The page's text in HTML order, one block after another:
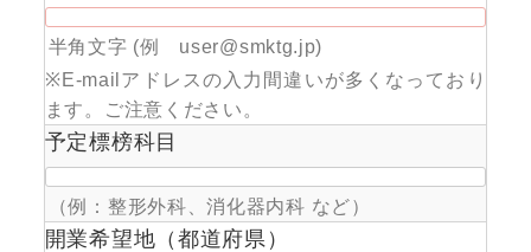
半角文字 (例 user@smktg.jp)
※E-mailアドレスの入力間違いが多くなっており
ます。ご注意ください。
予定標榜科目
（例：整形外科、消化器内科 など）
開業希望地（都道府県）